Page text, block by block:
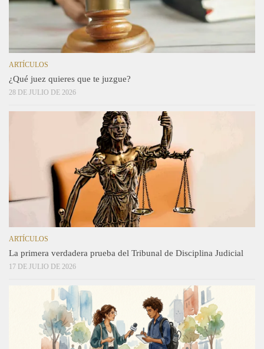
ARTÍCULOS
¿Qué juez quieres que te juzgue?
28 DE JULIO DE 2026
ARTÍCULOS
La primera verdadera prueba del Tribunal de Disciplina Judicial
17 DE JULIO DE 2026